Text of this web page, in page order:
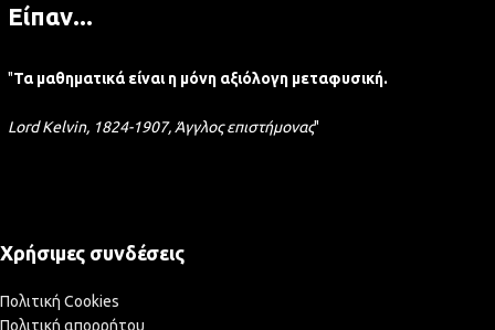
Είπαν...
"Τα μαθηματικά είναι η μόνη αξιόλογη μεταφυσική.
Lord Kelvin, 1824-1907, Άγγλος επιστήμονας"
Χρήσιμες συνδέσεις
Πολιτική Cookies
Πολιτική απορρήτου